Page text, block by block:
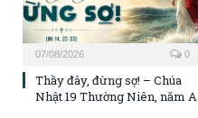
07/08/2026 0
Thầy đây, đừng sợ! – Chúa
Nhật 19 Thường Niên, năm A